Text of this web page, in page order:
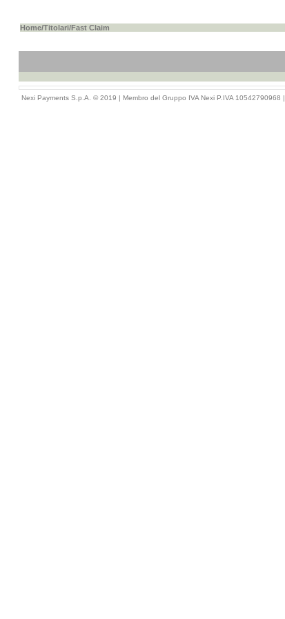
Home/Titolari/Fast Claim
Nexi Payments S.p.A. © 2019 | Membro del Gruppo IVA Nexi P.IVA 10542790968 |